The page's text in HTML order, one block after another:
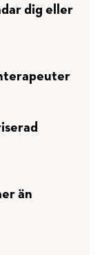
dig eller
än